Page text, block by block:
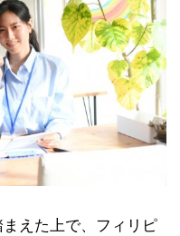
えた上で、フィリピ